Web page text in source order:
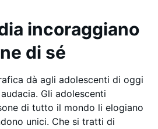
incoraggiano
di sé
dà agli adolescenti di oggi
Gli adolescenti
di tutto il mondo li elogiano
unici. Che si tratti di